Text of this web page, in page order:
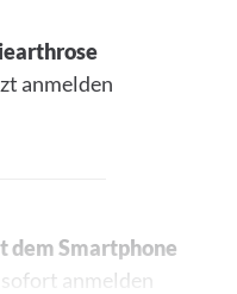
anmelden
dem Smartphone
anmelden